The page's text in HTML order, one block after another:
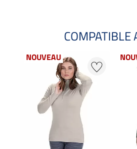
COMPATIBLE
NOUVEAU